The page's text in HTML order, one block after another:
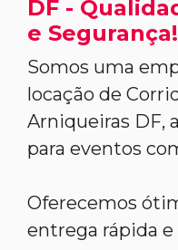
DF -
e Segurança!
Somos uma
locação de
Arniqueiras DF,
para eventos
Oferecemos
entrega rápida